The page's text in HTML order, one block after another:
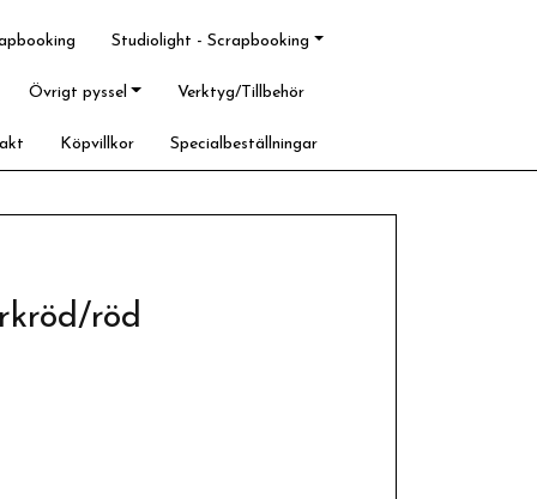
Studiolight - Scrapbooking
Övrigt pyssel Verktyg/Tillbehör
Köpvillkor Specialbeställningar
röd